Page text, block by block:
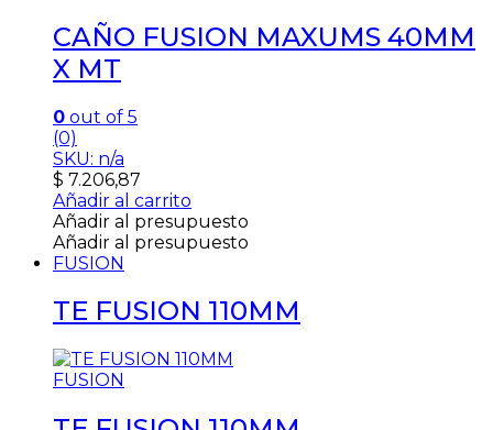
CAÑO FUSION MAXUMS 40MM
X MT
0 out of 5
(0)
SKU: n/a
$ 7.206,87
Añadir al carrito
Añadir al presupuesto
Añadir al presupuesto
FUSION
TE FUSION 110MM
FUSION